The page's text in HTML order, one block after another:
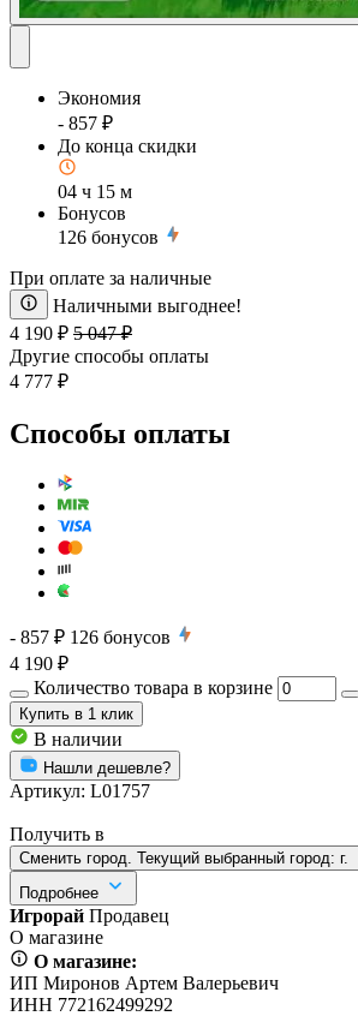
Экономия
- 857 ₽
До конца скидки
04 ч 15 м
Бонусов
126 бонусов
При оплате за наличные
Наличными выгоднее!
4 190 ₽ 5 047 ₽
Другие способы оплаты
4 777 ₽
Способы оплаты
- 857 ₽ 126 бонусов
4 190 ₽
Количество товара в корзине
Купить в 1 клик
В наличии
Нашли дешевле?
Артикул: L01757
Получить в
Сменить город. Текущий выбранный город: г.
Подробнее
Игрорай Продавец
О магазине
О магазине:
ИП Миронов Артем Валерьевич
ИНН 772162499292